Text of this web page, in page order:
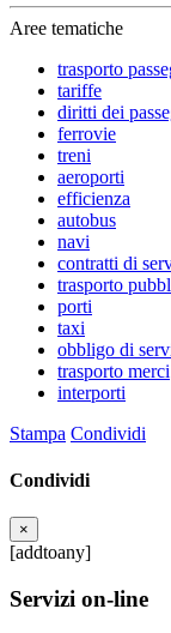
Aree tematiche
trasporto
tariffe
diritti dei
ferrovie
treni
aeroporti
efficienza
autobus
navi
contratti di
trasporto
porti
taxi
obbligo di
trasporto merci
interporti
Stampa Condividi
Condividi
×
[addtoany]
Servizi on-line